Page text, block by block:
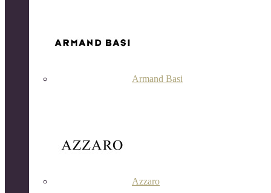
Armand Basi
Azzaro